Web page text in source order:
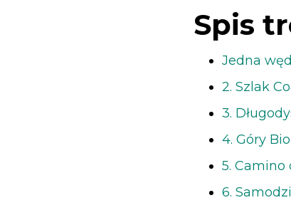
Spis
Jedna
2. Szlak
3.
4. Góry
5. Camino
6.